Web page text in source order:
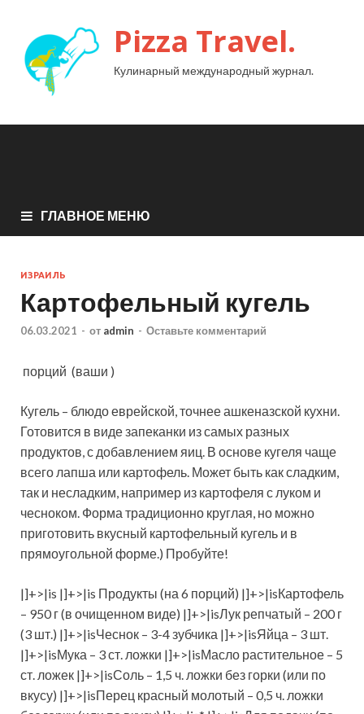
Pizza Travel.
Кулинарный международный журнал.
ГЛАВНОЕ МЕНЮ
ИЗРАИЛЬ
Картофельный кугель
06.03.2021 - от admin - Оставьте комментарий
порций (ваши )
Кугель – блюдо еврейской, точнее ашкеназской кухни.
Готовится в виде запеканки из самых разных
продуктов, с добавлением яиц. В основе кугеля чаще
всего лапша или картофель. Может быть как сладким,
так и несладким, например из картофеля с луком и
чесноком. Форма традиционно круглая, но можно
приготовить вкусный картофельный кугель и в
прямоугольной форме.) Пробуйте!
|]+>|is |]+>|is Продукты (на 6 порций) |]+>|isКартофель
– 950 г (в очищенном виде) |]+>|isЛук репчатый – 200 г
(3 шт.) |]+>|isЧеснок – 3-4 зубчика |]+>|isЯйца – 3 шт.
|]+>|isМука – 3 ст. ложки |]+>|isМасло растительное – 5
ст. ложек |]+>|isСоль – 1,5 ч. ложки без горки (или по
вкусу) |]+>|isПерец красный молотый – 0,5 ч. ложки